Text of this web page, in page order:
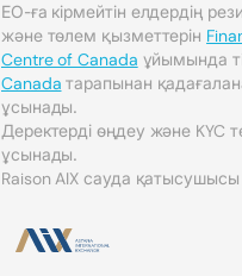
ЕО-ға кірмейтін елдердің
және төлем қызметтерін
Centre of Canada ұйымында
Canada тарапынан
ұсынады.
Деректерді өңдеу және KYC
ұсынады.
Raison AIX сауда